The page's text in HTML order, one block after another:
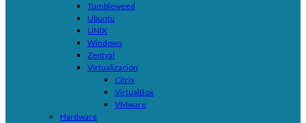
Tumbleweed
Ubuntu
UNIX
Windows
Zentyal
Virtualización
Citrix
VirtualBox
VMware
Hardware